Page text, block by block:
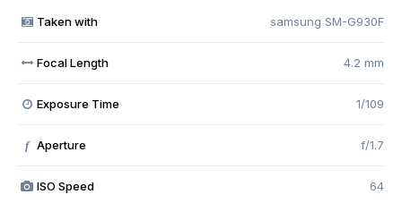
Taken with samsung SM-G930F
Focal Length 4.2 mm
Exposure Time 1/109
f Aperture f/1.7
ISO Speed 64